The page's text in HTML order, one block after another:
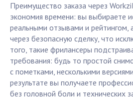
Преимущество заказа через
экономия времени: вы выбираете
реальными отзывами и рейтингом,
через безопасную сделку, что
того, такие фрилансеры
требования: будь то простой
с пометками, несколькими
результате вы получаете
без головной боли и технических